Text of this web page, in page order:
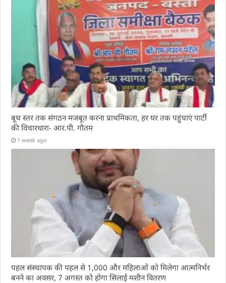
बूथ स्तर तक संगठन मजबूत करना प्राथमिकता, हर घर तक पहुंचाएं पार्टी
की विचारधारा- आर.पी. गौतम
1 week ago
पहल संस्थापक की पहल से 1,000 और महिलाओं को मिलेगा आत्मनिर्भर
बनने का अवसर, 7 अगस्त को होगा सिलाई मशीन वितरण